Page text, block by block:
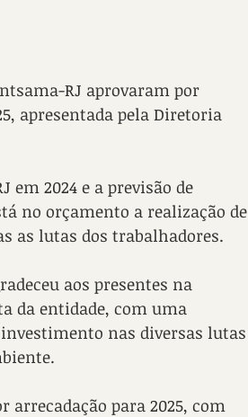
RJ aprovaram por
apresentada pela Diretoria
em 2024 e a previsão de
no orçamento a realização de
as lutas dos trabalhadores.
aos presentes na
da entidade, com uma
nas diversas lutas
para 2025, com